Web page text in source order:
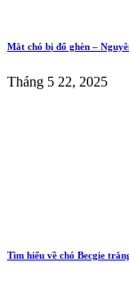
Mắt chó bị đổ ghèn –
Tháng 5 22, 2025
Tìm hiểu về chó Becgie